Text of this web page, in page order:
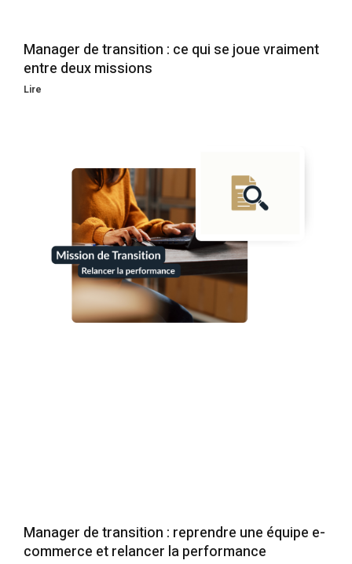
Manager de transition : ce qui se joue vraiment
entre deux missions
Lire
Manager de transition : reprendre une équipe e-
commerce et relancer la performance